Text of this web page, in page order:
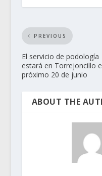
PREVIOUS
El servicio de podología
estará en Torrejoncillo
próximo 20 de junio
ABOUT THE